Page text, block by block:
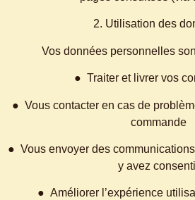
2. Utilisation des
Vos données personnelles
● Traiter et livrer vos
● Vous contacter en cas de
commande
● Vous envoyer des
y avez
● Améliorer l’expérience